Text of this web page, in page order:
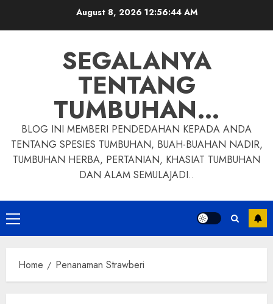
August 8, 2026 12:56:45 AM
SEGALANYA
TENTANG
TUMBUHAN…
BLOG INI MEMBERI PENDEDAHAN KEPADA ANDA
TENTANG SPESIES TUMBUHAN, BUAH-BUAHAN NADIR,
TUMBUHAN HERBA, PERTANIAN, KHASIAT TUMBUHAN
DAN ALAM SEMULAJADI..
Primary
Menu
Home Penanaman Strawberi